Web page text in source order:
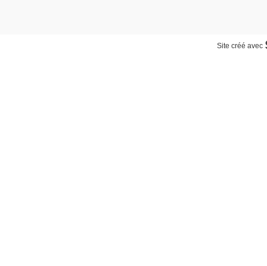
Site créé avec